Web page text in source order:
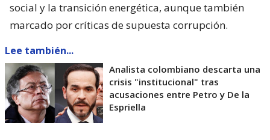
social y la transición energética, aunque también
marcado por críticas de supuesta corrupción.
Lee también...
Analista colombiano descarta una
crisis "institucional" tras
acusaciones entre Petro y De la
Espriella